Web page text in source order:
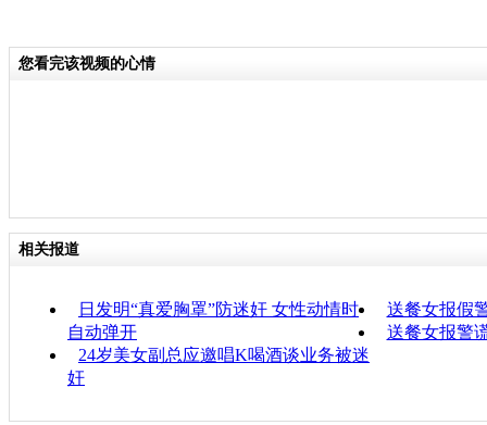
您看完该视频的心情
相关报道
日发明“真爱胸罩”防迷奸 女性动情时
自动弹开
送餐女报假
送餐女报警
24岁美女副总应邀唱K喝酒谈业务被迷
奸